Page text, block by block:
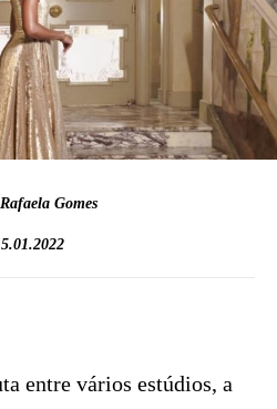
Rafaela Gomes
entre vários estúdios, a